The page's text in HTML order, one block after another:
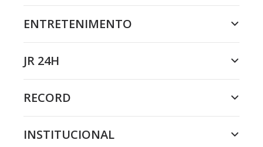
ENTRETENIMENTO
JR 24H
RECORD
INSTITUCIONAL